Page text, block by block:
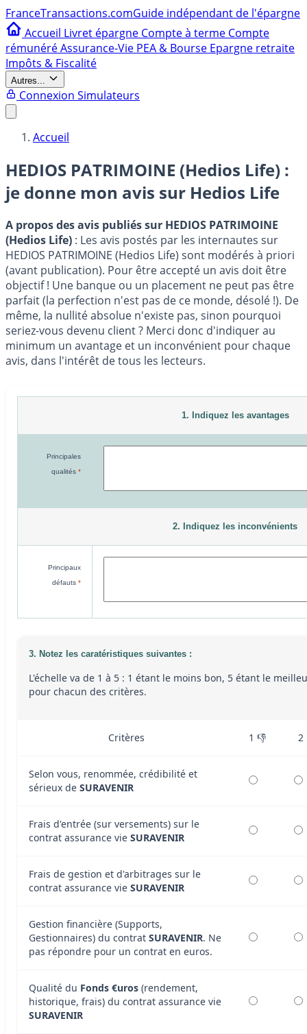
FranceTransactions.comGuide indépendant de l'épargne
Accueil Livret épargne Compte à terme Compte
rémunéréAssurance-Vie PEA & Bourse Epargne retraite
Impôts & Fiscalité
Autres...
Connexion Simulateurs
Accueil
HEDIOS PATRIMOINE (Hedios Life) :
je donne mon avis sur Hedios Life
A propos des avis publiés sur HEDIOS PATRIMOINE
(Hedios Life) : Les avis postés par les internautes sur
HEDIOS PATRIMOINE (Hedios Life) sont modérés à priori
(avant publication). Pour être accepté un avis doit être
objectif ! Une banque ou un placement ne peut pas être
parfait (la perfection n'est pas de ce monde, désolé !). De
même, la nullité absolue n'existe pas, sinon pourquoi
seriez-vous devenu client ? Merci donc d'indiquer au
minimum un avantage et un inconvénient pour chaque
avis, dans l'intérêt de tous les lecteurs.
1. Indiquez les avantages
Principales
qualités *
2. Indiquez les inconvénients
Principaux
défauts *
3. Notez les caratéristiques suivantes :
L'échelle va de 1 à 5 : 1 étant le moins bon, 5 étant le
pour chacun des critères.
Critères 1 👎 2
Selon vous, renommée, crédibilité et
sérieux de SURAVENIR
Frais d'entrée (sur versements) sur le
contrat assurance vie SURAVENIR
Frais de gestion et d'arbitrages sur le
contrat assurance vie SURAVENIR
Gestion financière (Supports,
Gestionnaires) du contrat SURAVENIR. Ne
pas répondre pour un contrat en euros.
Qualité du Fonds €uros (rendement,
historique, frais) du contrat assurance vie
SURAVENIR